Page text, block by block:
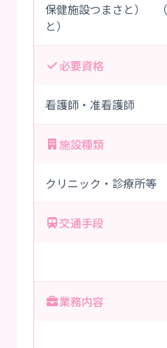
保健施設つまさと）
と）
必要資格
看護師・准看護師
施設種類
クリニック・診療所等
交通手段
業務内容